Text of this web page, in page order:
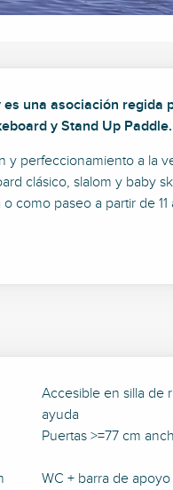
una asociación regida
y Stand Up Paddle.
y perfeccionamiento a la
clásico, slalom y baby
como paseo a partir de
Accesible en silla de
ayuda
Puertas >=77 cm
WC + barra de